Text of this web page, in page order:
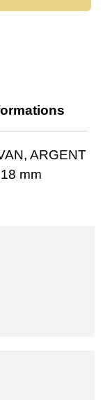
ARGENT
mm